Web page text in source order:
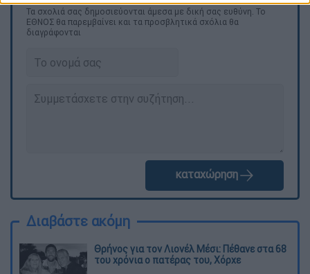
Τα σχολιά σας δημοσιεύονται άμεσα με δική σας ευθύνη. Το
ΕΘΝΟΣ θα παρεμβαίνει και τα προσβλητικά σχόλια θα
διαγράφονται
καταχώρηση
Διαβάστε ακόμη
Θρήνος για τον Λιονέλ Μέσι: Πέθανε στα 68
του χρόνια ο πατέρας του, Χόρχε